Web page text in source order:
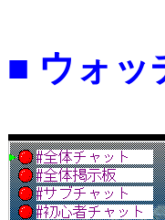
■ ウォッ